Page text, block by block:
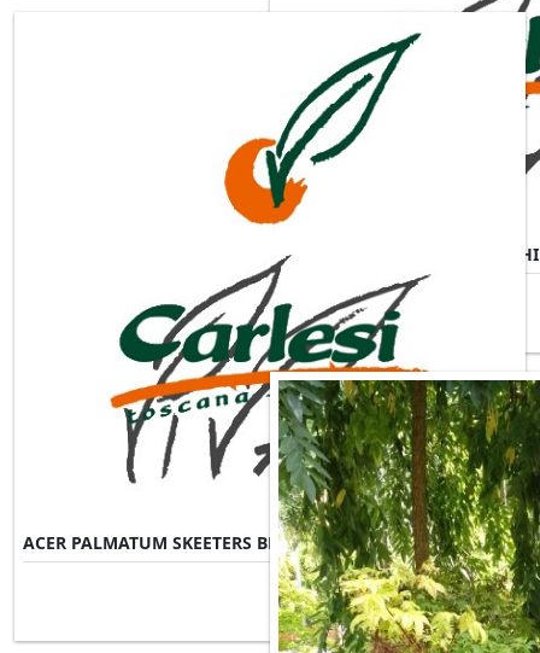
ACER PALMATUM
ACER PALMATUM SKEETERS BROOM
Misure Disponibili ►